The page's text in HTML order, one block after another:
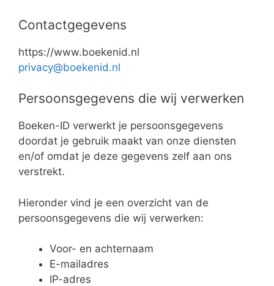
Contactgegevens
https://www.boekenid.nl
privacy@boekenid.nl
Persoonsgegevens die wij verwerken
Boeken-ID verwerkt je persoonsgegevens
doordat je gebruik maakt van onze diensten
en/of omdat je deze gegevens zelf aan ons
verstrekt.
Hieronder vind je een overzicht van de
persoonsgegevens die wij verwerken:
Voor- en achternaam
E-mailadres
IP-adres